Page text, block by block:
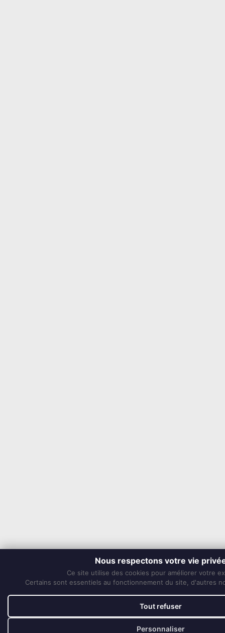
Nous respectons votre vie
Ce site utilise des cookies pour améliorer votre
Certains sont essentiels au fonctionnement du site, d'autres
Tout refuser
Personnaliser